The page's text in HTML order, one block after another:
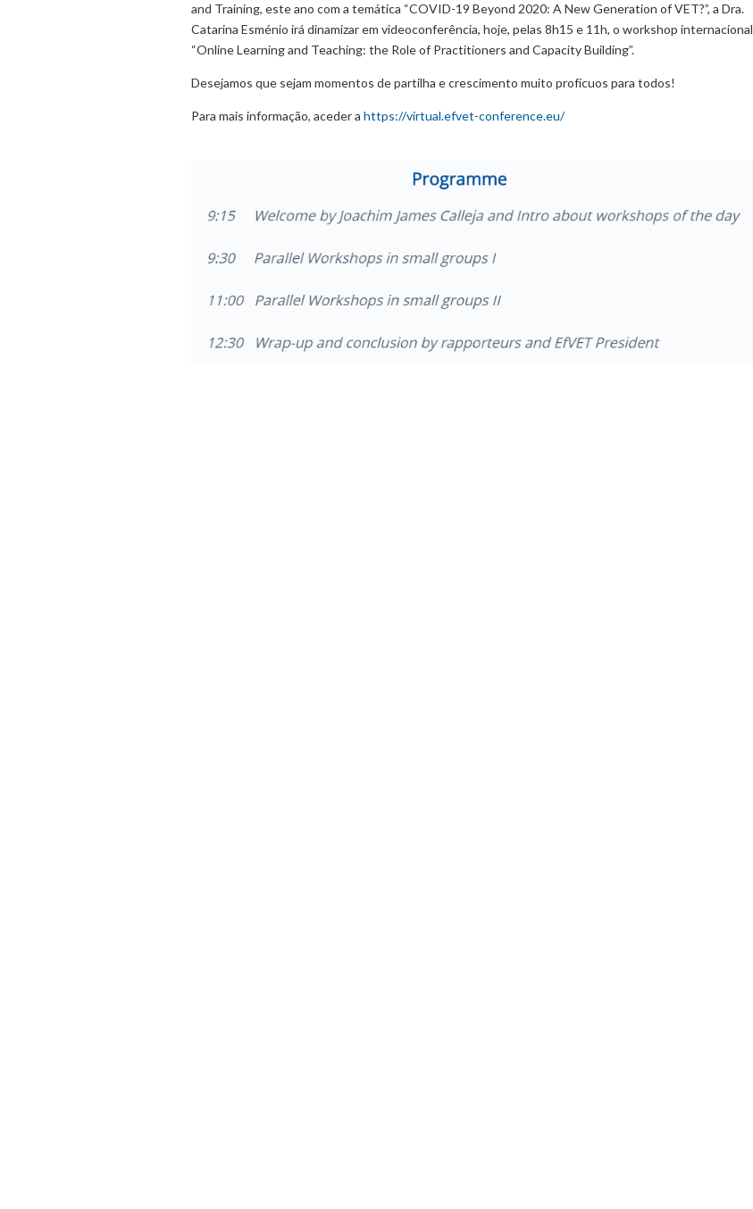
and Training, este ano com a temática “COVID-19 Beyond 2020: A New Generation of VET?”, a Dra.
Catarina Esménio irá dinamizar em videoconferência, hoje, pelas 8h15 e 11h, o workshop internacional
“Online Learning and Teaching: the Role of Practitioners and Capacity Building”.
Desejamos que sejam momentos de partilha e crescimento muito profícuos para todos!
Para mais informação, aceder a https://virtual.efvet-conference.eu/